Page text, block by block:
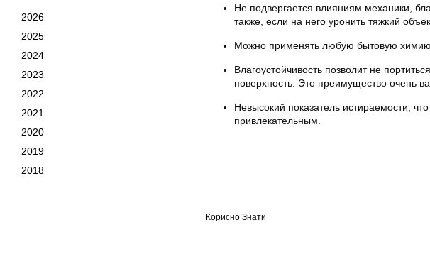
2026
2025
2024
2023
2022
2021
2020
2019
2018
Не подвергается влияниям механики,
также, если на него уронить тяжкий
Можно применять любую бытовую химию
Влагоустойчивость позволит не
поверхность. Это преимущество очень
Невысокий показатель истираемости,
привлекательным.
Корисно Знати